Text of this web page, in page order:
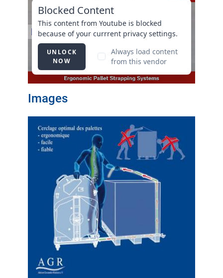
Images